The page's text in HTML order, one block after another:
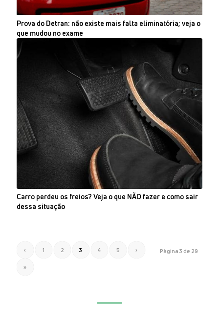
Prova do Detran: não existe mais falta eliminatória; veja o
que mudou no exame
Carro perdeu os freios? Veja o que NÃO fazer e como sair
dessa situação
Página 3 de 29
‹ 1 2 3 4 5 ›
»